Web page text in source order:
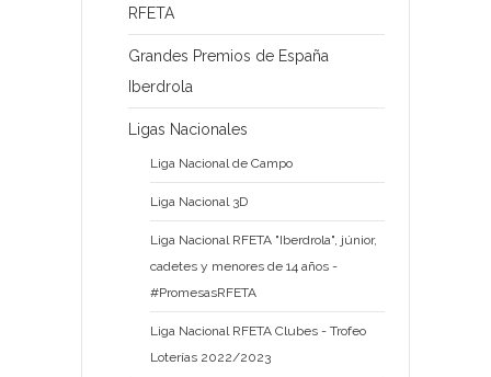
RFETA
Grandes Premios de España
Iberdrola
Ligas Nacionales
Liga Nacional de Campo
Liga Nacional 3D
Liga Nacional RFETA "Iberdrola", júnior,
cadetes y menores de 14 años -
#PromesasRFETA
Liga Nacional RFETA Clubes - Trofeo
Loterías 2022/2023